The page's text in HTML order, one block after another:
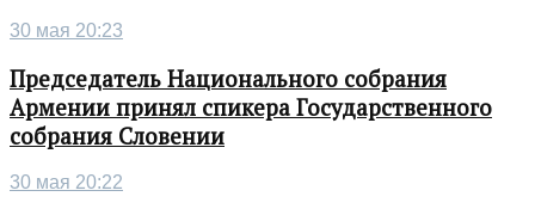
30 мая 20:23
Председатель Национального собрания
Армении принял спикера Государственного
собрания Словении
30 мая 20:22